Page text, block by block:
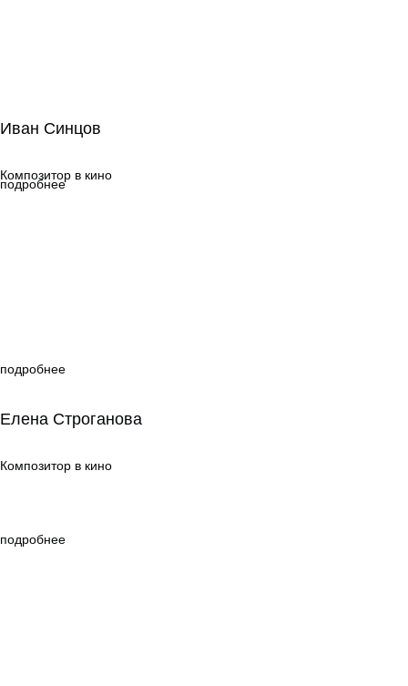
подробнее
подробнее
Иван Синцов
Композитор в кино
подробнее
Елена Строганова
Композитор в кино